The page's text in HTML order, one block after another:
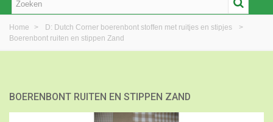
Home > D: Dutch Corner boerenbont stoffen met ruitjes en stipjes
>
Boerenbont ruiten en stippen Zand
BOERENBONT RUITEN EN STIPPEN ZAND